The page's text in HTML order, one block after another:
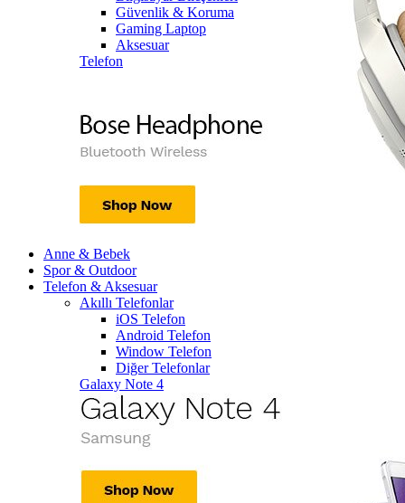
Güvenlik & Koruma
Gaming Laptop
Aksesuar
Telefon
Anne & Bebek
Spor & Outdoor
Telefon & Aksesuar
Akıllı Telefonlar
iOS Telefon
Android Telefon
Window Telefon
Diğer Telefonlar
Galaxy Note 4